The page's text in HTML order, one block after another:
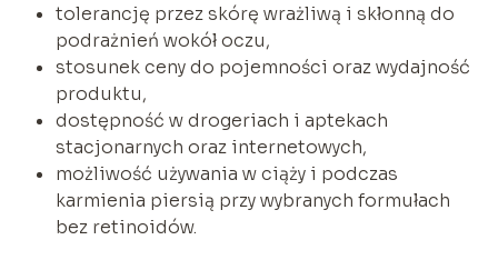
tolerancję przez skórę wrażliwą i skłonną do
podrażnień wokół oczu,
stosunek ceny do pojemności oraz wydajność
produktu,
dostępność w drogeriach i aptekach
stacjonarnych oraz internetowych,
możliwość używania w ciąży i podczas
karmienia piersią przy wybranych formułach
bez retinoidów.